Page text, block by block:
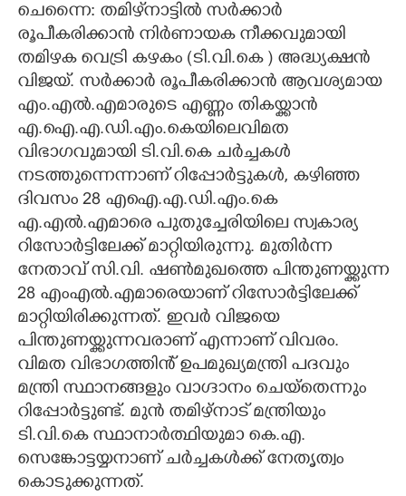
LITERATURE
ZOOM
CONTACT US
ചെന്നൈ: തമിഴ്‌നാട്ടിൽ സർക്കാർ
രൂപീകരിക്കാൻ നിർണായക നീക്കവുമായി
തമിഴക വെട്രി കഴകം (ടി.വി.കെ )​ അദ്ധ്യക്ഷൻ
വിജയ്. സർക്കാർ രൂപീകരിക്കാൻ ആവശ്യമായ
എം.എൽ.എമാരുടെ എണ്ണം തികയ്ക്കാൻ
എ.ഐ.എ.ഡി.എം.കെയിലെവിമത
വിഭാഗവുമായി ടി.വി.കെ ചർച്ചകൾ
നടത്തുന്നെന്നാണ് റിപ്പോർട്ടുകൾ, കഴിഞ്ഞ
ദിവസം 28 എഐ.എ.ഡി.എം.കെ
എ.എൽ.എമാരെ പുതുച്ചേരിയിലെ സ്വകാര്യ
റിസോർട്ടിലേക്ക് മാറ്റിയിരുന്നു. മുതിർന്ന
നേതാവ് സി.വി. ഷൺമുഖത്തെ പിന്തുണയ്ക്കുന്ന
28 എംഎൽ.എമാരെയാണ് റിസോർട്ടിലേക്ക്
മാറ്റിയിരിക്കുന്നത്. ഇവർ വിജയെ
പിന്തുണയ്ക്കുന്നവരാണ് എന്നാണ് വിവരം.
വിമത വിഭാഗത്തിൻ് ഉപമുഖ്യമന്ത്രി പദവും
മന്ത്രി സ്ഥാനങ്ങളും വാഗ്ദാനം ചെയ്തെന്നും
റിപ്പോർട്ടുണ്ട്. മുൻ തമിഴ്നാട് മന്ത്രിയും
ടി.വി.കെ സ്ഥാനാർത്ഥിയുമാ കെ.എ.
സെങ്കോട്ടയ്യനാണ് ചർച്ചകൾക്ക് നേതൃത്വം
കൊടുക്കുന്നത്.